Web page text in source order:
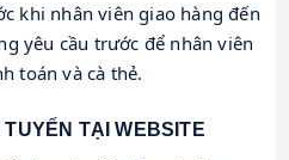
khi nhân viên giao hàng đến
yêu cầu trước để nhân viên
toán và cà thẻ.
TUYẾN TẠI WEBSITE